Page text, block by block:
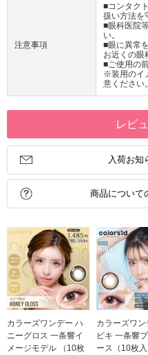
注意事項
■コンタク
扱い方法を
■眼科医院
い。
■眼に異常
お近くの眼
■ご使用の
※装用のイ
意ください。
レビ
入荷お知
商品について
カラーズワンデー ハ
ニーグロス 一条響イ
メージモデル （10枚
カラーズワン
ビキ 一条響
ース（10枚入